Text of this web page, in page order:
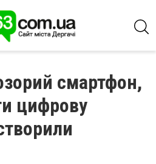
смартфон,
цифрову